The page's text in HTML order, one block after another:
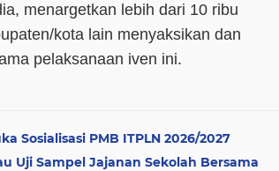
menargetkan lebih dari 10 ribu
kota lain menyaksikan dan
pelaksanaan iven ini.
Sosialisasi PMB ITPLN 2026/2027
Uji Sampel Jajanan Sekolah Bersama